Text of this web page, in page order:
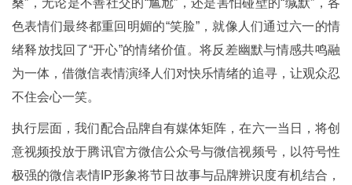
桑”，无论是不善社交的“尴尬”，还是害怕碰壁的“缄默”，各
色表情们最终都重回明媚的“笑脸”，就像人们通过六一的情
绪释放找回了“开心”的情绪价值。将反差幽默与情感共鸣融
为一体，借微信表情演绎人们对快乐情绪的追寻，让观众忍
不住会心一笑。
执行层面，我们配合品牌自有媒体矩阵，在六一当日，将创
意视频投放于腾讯官方微信公众号与微信视频号，以符号性
极强的微信表情IP形象将节日故事与品牌辨识度有机结合，